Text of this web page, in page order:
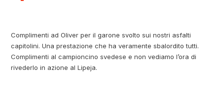
Complimenti ad Oliver per il garone svolto sui nostri asfalti
capitolini. Una prestazione che ha veramente sbalordito tutti.
Complimenti al campioncino svedese e non vediamo l’ora di
rivederlo in azione al Lipeja.